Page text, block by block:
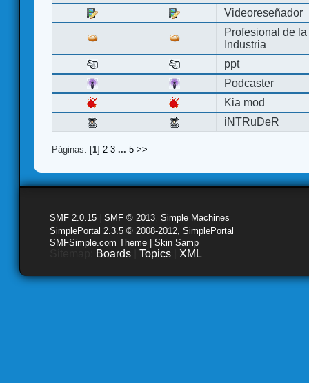
Videoreseñador
Profesional de la
Industria
ppt
Podcaster
Kia mod
iNTRuDeR
Páginas: [1] 2 3 ... 5 >>
SMF 2.0.15 SMF © 2013 Simple Machines
SimplePortal 2.3.5 © 2008-2012, SimplePortal
SMFSimple.com Theme | Skin Samp
Boards Topics XML